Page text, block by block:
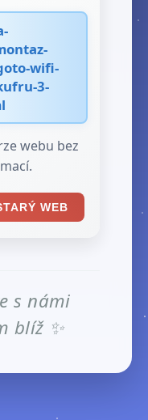
wifi-
3-
webu bez
WEB
s námi
blíž ✨